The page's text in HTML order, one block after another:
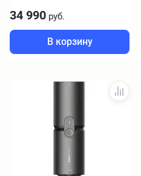
34 990 руб.
В корзину